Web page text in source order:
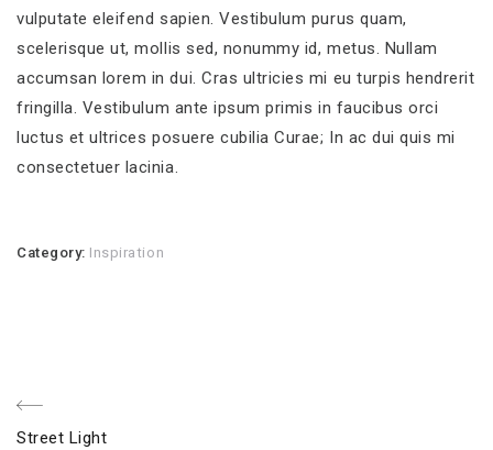
vulputate eleifend sapien. Vestibulum purus quam,
scelerisque ut, mollis sed, nonummy id, metus. Nullam
accumsan lorem in dui. Cras ultricies mi eu turpis hendrerit
fringilla. Vestibulum ante ipsum primis in faucibus orci
luctus et ultrices posuere cubilia Curae; In ac dui quis mi
consectetuer lacinia.
Category: Inspiration
Beitragsnavigation
Previous
Street Light